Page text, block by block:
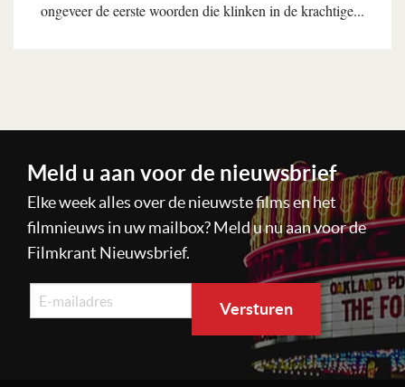
ongeveer de eerste woorden die klinken in de krachtige...
Meld u aan voor de nieuwsbrief
Elke week alles over de nieuwste films en het
filmnieuws in uw mailbox? Meld u nu aan voor de
Filmkrant Nieuwsbrief.